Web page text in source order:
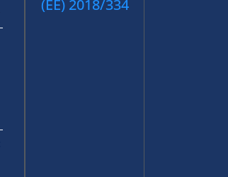
(ΕΕ) 2018/334